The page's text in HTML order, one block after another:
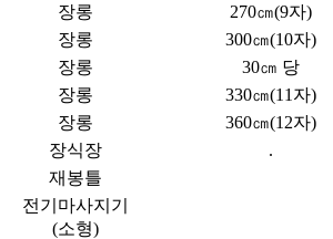
장롱
270㎝(9자)
장롱
300㎝(10자)
장롱
30㎝ 당
장롱
330㎝(11자)
장롱
360㎝(12자)
장식장
.
재봉틀
전기마사지기
(소형)